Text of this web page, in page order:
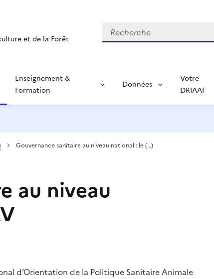
et de la Forêt
Recherche
Enseignement &
Formation
Données
Votre
DRIAAF
Gouvernance sanitaire au niveau national : le (…)
au niveau
d’Orientation de la Politique Sanitaire Animale